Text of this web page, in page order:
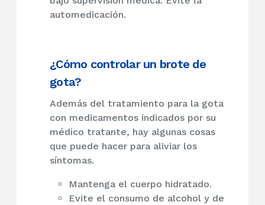
automedicación.
¿Cómo controlar un brote de
gota?
Además del tratamiento para la gota
con medicamentos indicados por su
médico tratante, hay algunas cosas
que puede hacer para aliviar los
síntomas.
Mantenga el cuerpo hidratado.
Evite el consumo de alcohol y de